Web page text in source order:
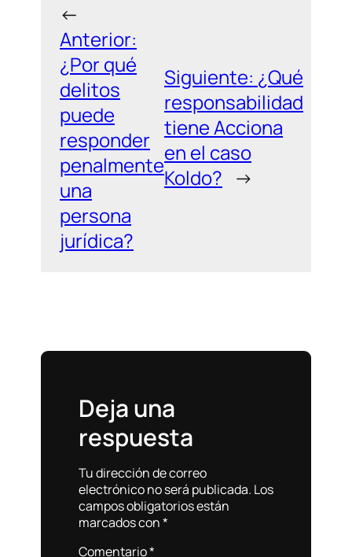
←
Anterior:
¿Por qué
delitos
puede
responder
penalmente
una
persona
jurídica?
Siguiente: ¿Qué
responsabilidad
tiene Acciona
en el caso
Koldo? →
Deja una
respuesta
Tu dirección de correo
electrónico no será publicada. Los
campos obligatorios están
marcados con*
Comentario*